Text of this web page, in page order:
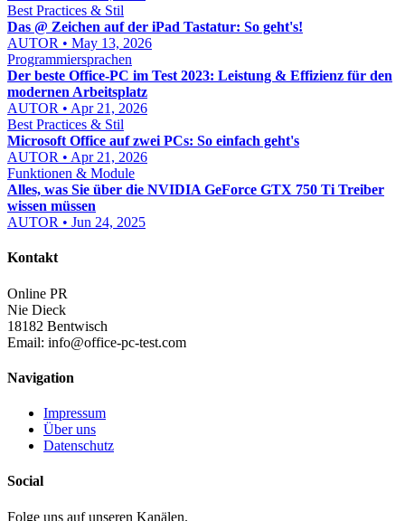
Best Practices & Stil
Das @ Zeichen auf der iPad Tastatur: So geht's!
AUTOR • May 13, 2026
Programmiersprachen
Der beste Office-PC im Test 2023: Leistung & Effizienz für den
modernen Arbeitsplatz
AUTOR • Apr 21, 2026
Best Practices & Stil
Microsoft Office auf zwei PCs: So einfach geht's
AUTOR • Apr 21, 2026
Funktionen & Module
Alles, was Sie über die NVIDIA GeForce GTX 750 Ti Treiber
wissen müssen
AUTOR • Jun 24, 2025
Kontakt
Online PR
Nie Dieck
18182 Bentwisch
Email: info@office-pc-test.com
Navigation
Impressum
Über uns
Datenschutz
Social
Folge uns auf unseren Kanälen.